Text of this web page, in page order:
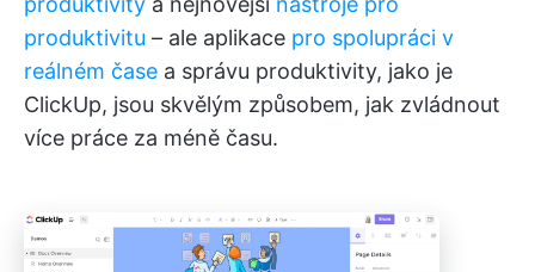
produktivitu – ale aplikace pro spolupráci v
reálném čase a správu produktivity, jako je
ClickUp, jsou skvělým způsobem, jak zvládnout
více práce za méně času.